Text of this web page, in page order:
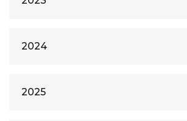
2024
2025